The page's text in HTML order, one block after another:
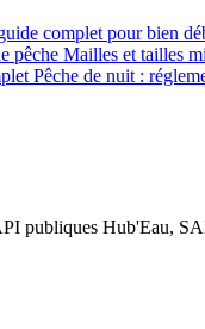
complet pour bien
pêche Mailles et tailles
Pêche de nuit :
publiques Hub'Eau,